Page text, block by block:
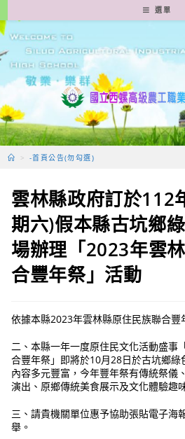
轉
至
要
容
選單
> -首頁公告(勿勾選)
雲林縣政府訂於112
期六)假本縣古坑鄉
場辦理「2023年雲
合豐年祭」活動
依據本縣2023年雲林縣原住民族聯合豐
二、本縣一年一度原住民文化活動盛事
合豐年祭」即將於10月28日於古坑鄉綠
內容多元豐富，今年豐年祭有傳統祭儀
演出、原鄉傳統美食展示及文化體驗趣
三、請貴機關單位惠予協助張貼電子海
舉。